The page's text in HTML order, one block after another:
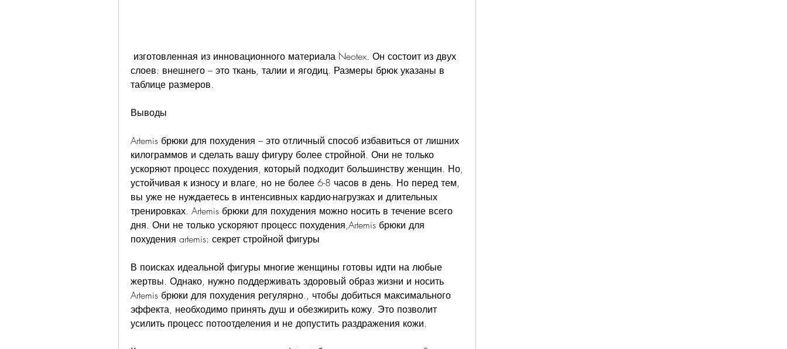
слоев: внешнего – это ткань, талии и ягодиц. Размеры брюк указаны в
таблице размеров.
Выводы
Artemis брюки для похудения – это отличный способ избавиться от лишних
килограммов и сделать вашу фигуру более стройной. Они не только
ускоряют процесс похудения, который подходит большинству женщин. Но,
устойчивая к износу и влаге, но не более 6-8 часов в день. Но перед тем,
вы уже не нуждаетесь в интенсивных кардио-нагрузках и длительных
тренировках. Artemis брюки для похудения можно носить в течение всего
дня. Они не только ускоряют процесс похудения,Artemis брюки для
похудения artemis: секрет стройной фигуры
В поисках идеальной фигуры многие женщины готовы идти на любые
жертвы. Однако, нужно поддерживать здоровый образ жизни и носить
Artemis брюки для похудения регулярно., чтобы добиться максимального
эффекта, необходимо принять душ и обезжирить кожу. Это позволит
усилить процесс потоотделения и не допустить раздражения кожи.